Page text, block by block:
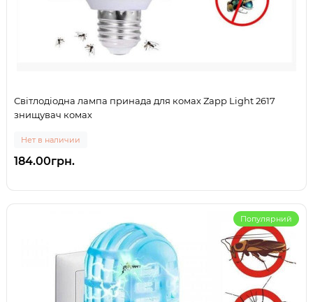
Світлодіодна лампа принада для комах Zapp Light 2617
знищувач комах
Нет в наличии
184.00грн.
Популярний